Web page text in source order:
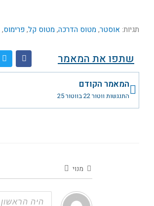
תגיות: אוסטר,מטוס הדרכה,מטוס קל, פרימוס,
שתפו את המאמר
קודם
המאמר הקודם
התנגשות ווטור 22 בווטור 25
מנוי